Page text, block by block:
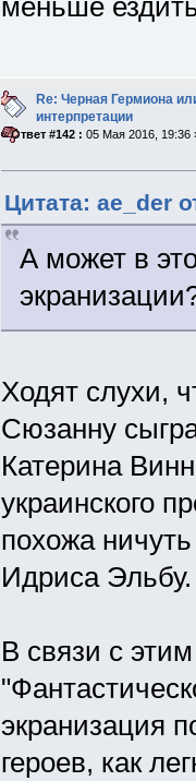
меньше
Re: Черная Гермиона
интерпретации
«Ответ #142 : 05 Мая 2016, 19:36
Цитата: ae_der
А может в
Ходят слухи,
Сюзанну
Катерина
украинского
похожа
Идриса
В связи с
экранизация
героев, как